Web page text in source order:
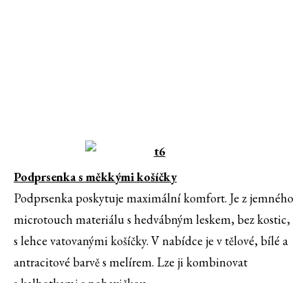
Podprsenka s měkkými košíčky
Podprsenka poskytuje maximální komfort. Je z jemného
microtouch materiálu s hedvábným leskem, bez kostic,
s lehce vatovanými košíčky. V nabídce je v tělové, bílé a
antracitové barvě s melírem. Lze ji kombinovat